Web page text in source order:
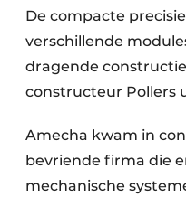
De compacte
verschillende
dragende
constructeur Pollers
Amecha kwam in
bevriende firma die
mechanische